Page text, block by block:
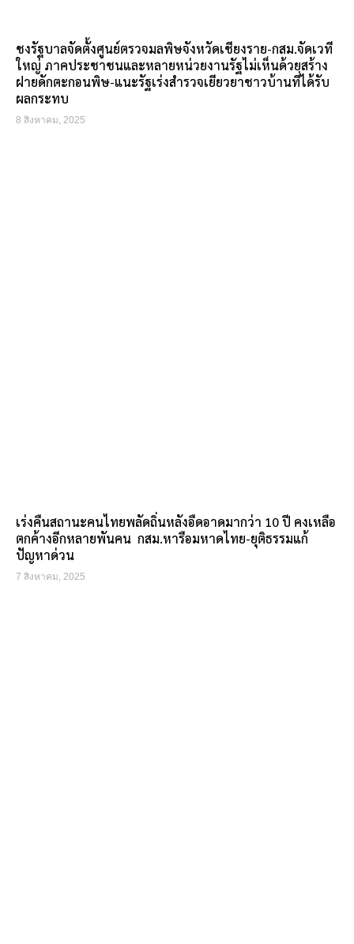
ชงรัฐบาลจัดตั้งศูนย์ตรวจมลพิษจังหวัดเชียงราย-กสม.จัดเวที
ใหญ่ ภาคประชาชนและหลายหน่วยงานรัฐไม่เห็นด้วยสร้าง
ฝายดักตะกอนพิษ-แนะรัฐเร่งสำรวจเยียวยาชาวบ้านที่ได้รับ
ผลกระทบ
8 สิงหาคม, 2025
เร่งคืนสถานะคนไทยพลัดถิ่นหลังอืดอาดมากว่า 10 ปี คงเหลือ
ตกค้างอีกหลายพันคน กสม.หารือมหาดไทย-ยุติธรรมแก้
ปัญหาด่วน
7 สิงหาคม, 2025